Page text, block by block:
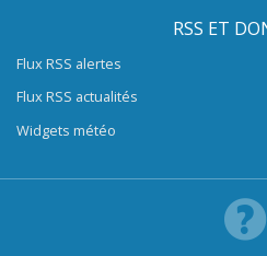
RSS ET
Flux RSS alertes
Flux RSS actualités
Widgets météo